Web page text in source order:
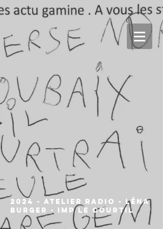
2024 - Atelier Radio - Léna
Burger - IMP Le Courtil